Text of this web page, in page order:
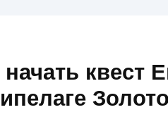
начать квест